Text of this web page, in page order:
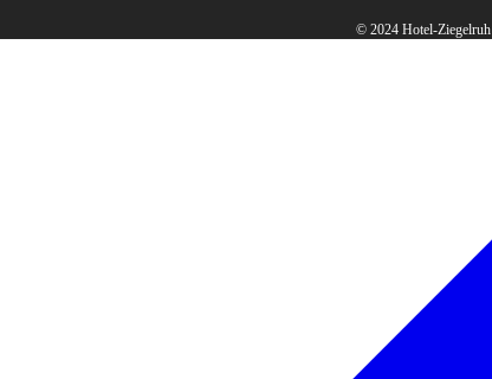
© 2024 Hotel-Ziegelruh